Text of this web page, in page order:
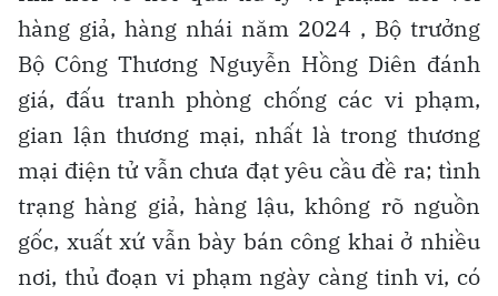
hàng giả, hàng nhái năm 2024 , Bộ trưởng
Bộ Công Thương Nguyễn Hồng Diên đánh
giá, đấu tranh phòng chống các vi phạm,
gian lận thương mại, nhất là trong thương
mại điện tử vẫn chưa đạt yêu cầu đề ra; tình
trạng hàng giả, hàng lậu, không rõ nguồn
gốc, xuất xứ vẫn bày bán công khai ở nhiều
nơi, thủ đoạn vi phạm ngày càng tinh vi, có